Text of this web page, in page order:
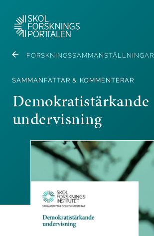
FORSKNINGSSAMMANSTÄLLNINGAR
SAMMANFATTAR & KOMMENTERAR
Demokratistärkande
undervisning